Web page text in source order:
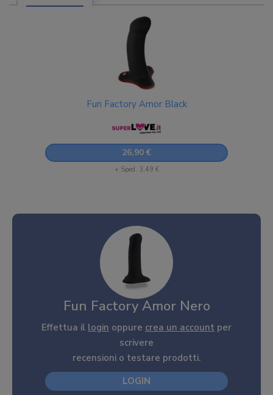
Fun Factory Amor Black
26,90 €
+ Sped. 3,49 €
Fun Factory Amor Nero
Effettua il login oppure crea un account per
scrivere
recensioni o testare prodotti.
LOGIN